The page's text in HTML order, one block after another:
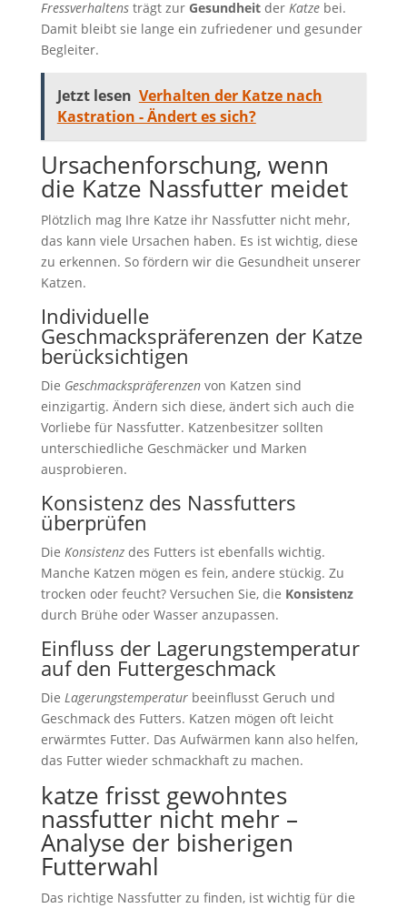
Fressverhaltensträgt zur Gesundheitder Katzebei.
Damit bleibt sie lange ein zufriedener und gesunder
Begleiter.
Jetzt lesen Verhalten der Katze nach
Kastration - Ändert es sich?
Ursachenforschung, wenn
die Katze Nassfutter meidet
Plötzlich mag Ihre Katze ihr Nassfutter nicht mehr,
das kann viele Ursachen haben. Es ist wichtig, diese
zu erkennen. So fördern wir die Gesundheit unserer
Katzen.
Individuelle
Geschmackspräferenzen der Katze
berücksichtigen
Die Geschmackspräferenzenvon Katzen sind
einzigartig. Ändern sich diese, ändert sich auch die
Vorliebe für Nassfutter. Katzenbesitzer sollten
unterschiedliche Geschmäcker und Marken
ausprobieren.
Konsistenz des Nassfutters
überprüfen
Die Konsistenzdes Futters ist ebenfalls wichtig.
Manche Katzen mögen es fein, andere stückig. Zu
trocken oder feucht? Versuchen Sie, die Konsistenz
durch Brühe oder Wasser anzupassen.
Einfluss der Lagerungstemperatur
auf den Futtergeschmack
Die Lagerungstemperaturbeeinflusst Geruch und
Geschmack des Futters. Katzen mögen oft leicht
erwärmtes Futter. Das Aufwärmen kann also helfen,
das Futter wieder schmackhaft zu machen.
katze frisst gewohntes
nassfutter nicht mehr –
Analyse der bisherigen
Futterwahl
Das richtige Nassfutter zu finden, ist wichtig für die